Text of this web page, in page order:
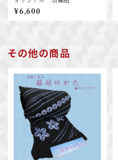
¥6,600
その他の商品